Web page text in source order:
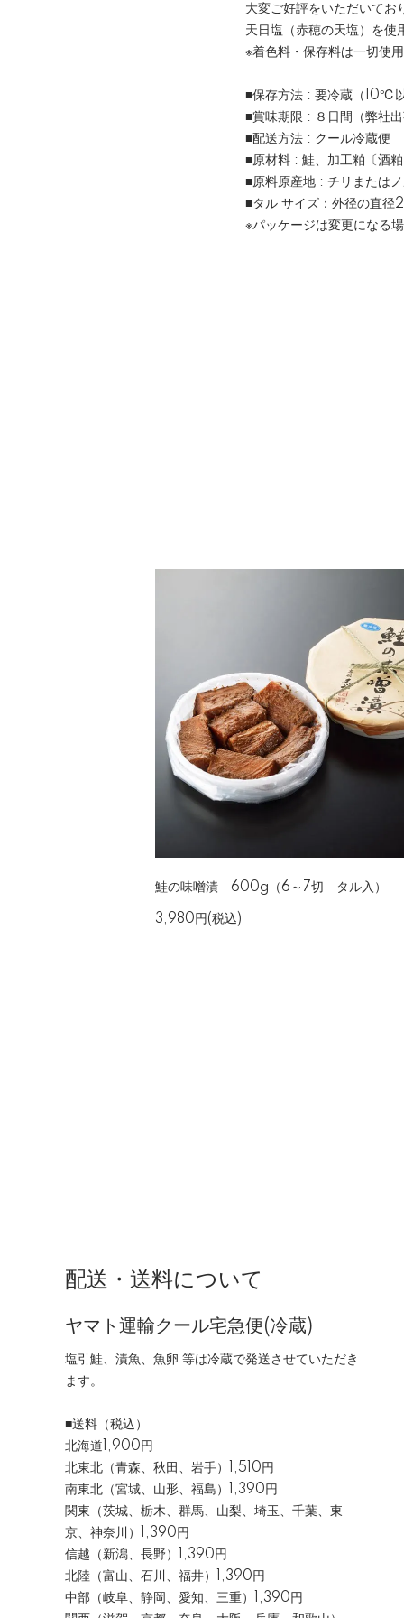
大変ご好評をいただいてお
天日塩（赤穂の天塩）を使
※着色料・保存料は一切使用
■保存方法 : 要冷蔵（10℃
■賞味期限 : ８日間（弊社出
■配送方法 : クール冷蔵便
■原材料 : 鮭、加工粕〔酒
■原料原産地 : チリまたは
■タル サイズ：外径の直
※パッケージは変更になる場
鮭の味噌漬 600g（6～7切 タル入）
3,980円(税込)
配送・送料について
ヤマト運輸クール宅急便(冷蔵)
塩引鮭、漬魚、魚卵 等は冷蔵で発送させていただき
ます。
■送料（税込）
北海道1,900円
北東北（青森、秋田、岩手）1,510円
南東北（宮城、山形、福島）1,390円
関東（茨城、栃木、群馬、山梨、埼玉、千葉、東
京、神奈川）1,390円
信越（新潟、長野）1,390円
北陸（富山、石川、福井）1,390円
中部（岐阜、静岡、愛知、三重）1,390円